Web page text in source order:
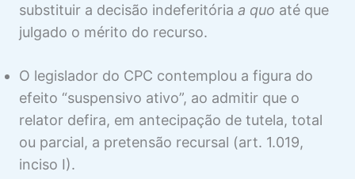
Agravo em MS Visualização
MS COLETIVO
substituir a decisão indeferitória a quo até que
julgado o mérito do recurso.
O legislador do CPC contemplou a figura do
efeito “suspensivo ativo”, ao admitir que o
relator defira, em antecipação de tutela, total
ou parcial, a pretensão recursal (art. 1.019,
inciso I).